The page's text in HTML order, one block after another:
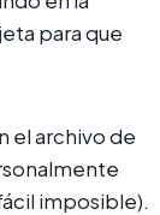
para que
el archivo de
imposible).